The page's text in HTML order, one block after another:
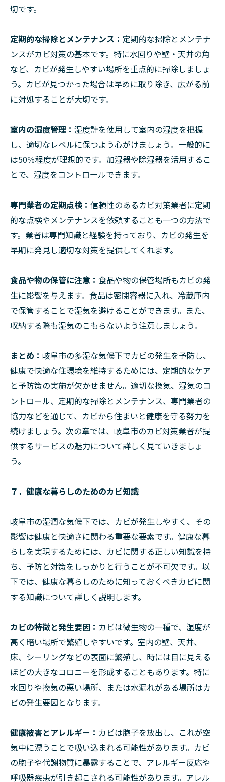
切です。
定期的な掃除とメンテナンス： 定期的な掃除とメンテナ
ンスがカビ対策の基本です。特に水回りや壁・天井の角
など、カビが発生しやすい場所を重点的に掃除しましょ
う。カビが見つかった場合は早めに取り除き、広がる前
に対処することが大切です。
室内の湿度管理： 湿度計を使用して室内の湿度を把握
し、適切なレベルに保つよう心がけましょう。一般的に
は50％程度が理想的です。加湿器や除湿器を活用するこ
とで、湿度をコントロールできます。
専門業者の定期点検： 信頼性のあるカビ対策業者に定期
的な点検やメンテナンスを依頼することも一つの方法で
す。業者は専門知識と経験を持っており、カビの発生を
早期に発見し適切な対策を提供してくれます。
食品や物の保管に注意： 食品や物の保管場所もカビの発
生に影響を与えます。食品は密閉容器に入れ、冷蔵庫内
で保管することで湿気を避けることができます。また、
収納する際も湿気のこもらないよう注意しましょう。
まとめ： 岐阜市の多湿な気候下でカビの発生を予防し、
健康で快適な住環境を維持するためには、定期的なケア
と予防策の実施が欠かせません。適切な換気、湿気のコ
ントロール、定期的な掃除とメンテナンス、専門業者の
協力などを通じて、カビから住まいと健康を守る努力を
続けましょう。次の章では、岐阜市のカビ対策業者が提
供するサービスの魅力について詳しく見ていきましょ
う。
７．健康な暮らしのためのカビ知識
岐阜市の湿潤な気候下では、カビが発生しやすく、その
影響は健康と快適さに関わる重要な要素です。健康な暮
らしを実現するためには、カビに関する正しい知識を持
ち、予防と対策をしっかりと行うことが不可欠です。以
下では、健康な暮らしのために知っておくべきカビに関
する知識について詳しく説明します。
カビの特徴と発生要因： カビは微生物の一種で、湿度が
高く暗い場所で繁殖しやすいです。室内の壁、天井、
床、シーリングなどの表面に繁殖し、時には目に見える
ほどの大きなコロニーを形成することもあります。特に
水回りや換気の悪い場所、または水漏れがある場所はカ
ビの発生要因となります。
健康被害とアレルギー： カビは胞子を放出し、これが空
気中に漂うことで吸い込まれる可能性があります。カビ
の胞子や代謝物質に暴露することで、アレルギー反応や
呼吸器疾患が引き起こされる可能性があります。アレル